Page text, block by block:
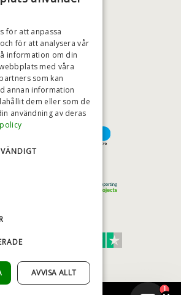
+46 (0)79 008 12 60
KREDITVÄRDIGHET
för att anpassa
för att analysera vår
information om din
med våra
som kan
annan information
dem eller som de
användning av deras
AVVISA ALLT
1